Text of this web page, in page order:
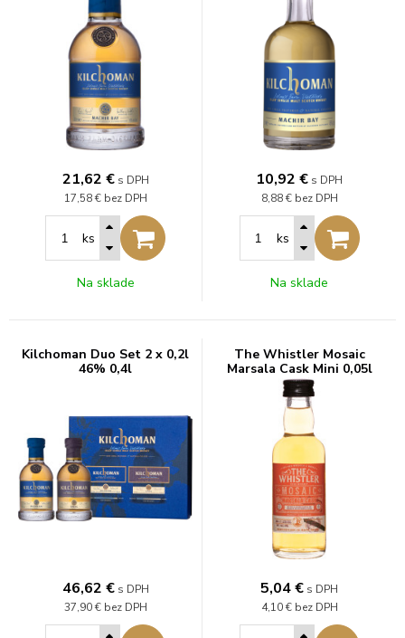
21,62 € s DPH
17,58 € bez DPH
ks
Na sklade
10,92 € s DPH
8,88 € bez DPH
ks
Na sklade
Kilchoman Duo Set 2 x 0,2l
46% 0,4l
46,62 € s DPH
37,90 € bez DPH
The Whistler Mosaic
Marsala Cask Mini 0,05l
46%
5,04€ s DPH
4,10 € bez DPH